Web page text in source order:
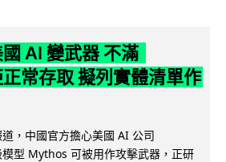
AI 變武器 不滿
常存取 擬列實體清單作
，中國官方擔心美國 AI 公司
型 Mythos 可被用作攻擊武器，正研